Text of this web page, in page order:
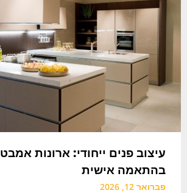
עיצוב פנים ייחודי: ארונות
בהתאמה אישית
פברואר 12, 2026